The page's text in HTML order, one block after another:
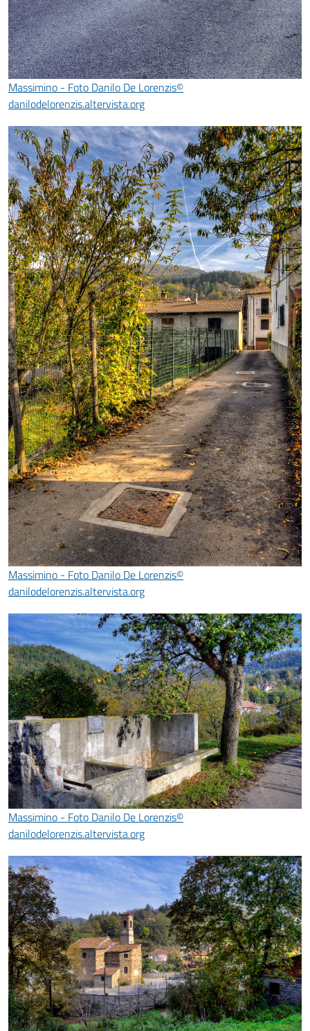
Massimino - Foto Danilo De Lorenzis©
danilodelorenzis.altervista.org
Massimino - Foto Danilo De Lorenzis©
danilodelorenzis.altervista.org
Massimino - Foto Danilo De Lorenzis©
danilodelorenzis.altervista.org